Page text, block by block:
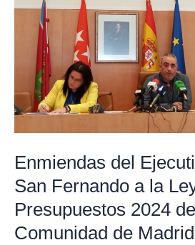
Enmiendas del
San Fernando a la
Presupuestos 2024
Comunidad de Madrid
San
Fernando
Ley
de
Presupuestos
2024
de
la
Comunidad
de